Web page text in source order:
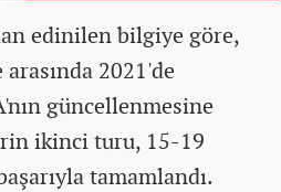
edinilen bilgiye göre,
2021'de
güncellenmesine
ikinci turu, 15-19
tamamlandı.